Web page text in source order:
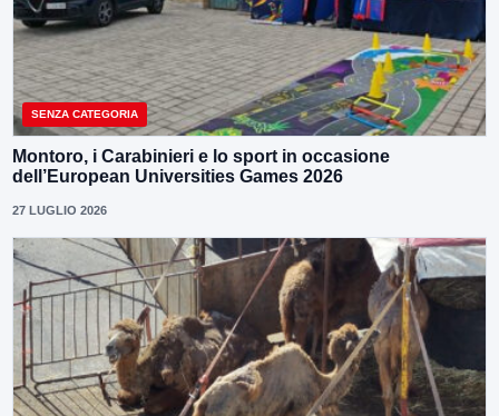
SENZA CATEGORIA
Montoro, i Carabinieri e lo sport in occasione
dell’European Universities Games 2026
27 LUGLIO 2026